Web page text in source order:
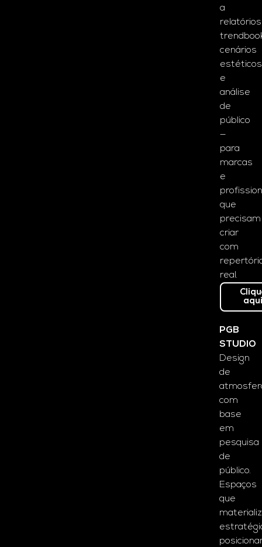
a
cenários
estéticos
e
análise
de
público
—
para
marcas
e
que
precisam
criar
com
real.
PGB
STUDIO
Design
de
com
base
em
pesquisa
de
público.
Espaços
que